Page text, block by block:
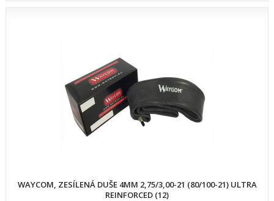
WAYCOM, ZESÍLENÁ DUŠE 4MM 2,75/3,00-21 (80/100-21) ULTRA
REINFORCED (12)